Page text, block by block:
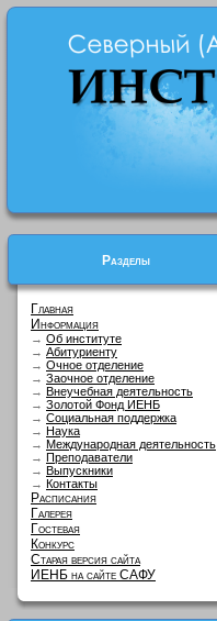
Разделы
Главная
Информация
→ Об институте
→ Абитуриенту
→ Очное отделение
→ Заочное отделение
→ Внеучебная деятельность
→ Золотой Фонд ИЕНБ
→ Социальная поддержка
→ Наука
→ Международная деятельность
→ Преподаватели
→ Выпускники
→ Контакты
Расписания
Галерея
Гостевая
Конкурс
Старая версия сайта
ИЕНБ на сайте САФУ